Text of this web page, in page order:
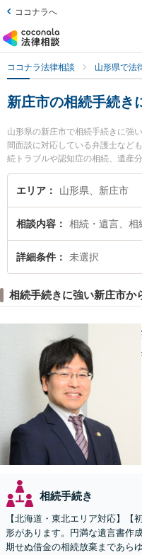
ココナラへ
ココナラ法律相談 山形県で法
新庄市の相続手続き
山形県の新庄市で相続手続きに強
間面談に対応している弁護士など
続トラブルや認知症の相続、遺産
便利です。特に新田法律事務所の
士費用、強みなどが注目されてい
律相談できる新庄市内の弁護士に
におすすめです。
エリア 山形県、新庄市
相談内容 相続・遺言、相
詳細条件 未選択
相続手続きに強い新庄市か
相続手続き
【北海道・東北エリア対応】【
形があります。円満な遺言書作
期せぬ借金の相続放棄まであら